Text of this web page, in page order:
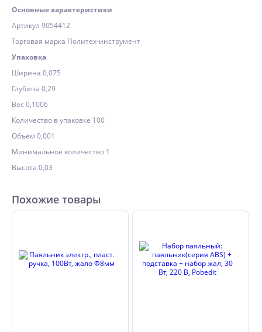
Основные характеристики
Артикул 9054412
Торговая марка Политех-инструмент
Упаковка
Ширина 0,075
Глубина 0,29
Вес 0,1006
Количество в упаковке 100
Объём 0,001
Минимальное количество 1
Высота 0,03
Похожие товары